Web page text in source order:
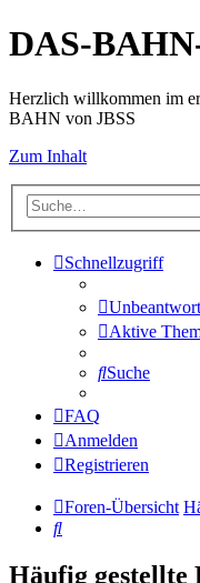
DAS-
Herzlich willkommen im
BAHN von JBSS
Zum Inhalt
Schnellzugriff
Aktive
Suche
FAQ
Anmelden
Registrieren
Foren-Übersicht
Suche
Häufig gestellte